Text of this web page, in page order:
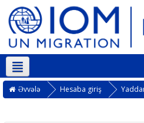
Azərbaycanca ‎(az)‎
Əvvələ Hesaba giriş